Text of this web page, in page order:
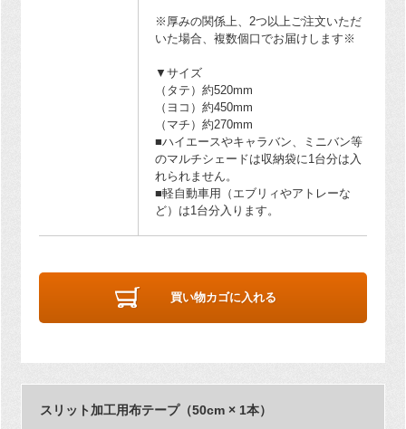
※厚みの関係上、2つ以上ご注文いただ
いた場合、複数個口でお届けします※
▼サイズ
（タテ）約520mm
（ヨコ）約450mm
（マチ）約270mm
■ハイエースやキャラバン、ミニバン等
のマルチシェードは収納袋に1台分は入
れられません。
■軽自動車用（エブリィやアトレーな
ど）は1台分入ります。
買い物カゴに入れる
スリット加工用布テープ（50cm × 1本）